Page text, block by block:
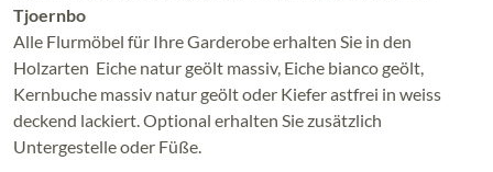
Tjoernbo
Alle Flurmöbel für Ihre Garderobe erhalten Sie in den
Holzarten Eiche natur geölt massiv, Eiche bianco geölt,
Kernbuche massiv natur geölt oder Kiefer astfrei in weiss
deckend lackiert. Optional erhalten Sie zusätzlich
Untergestelle oder Füße.